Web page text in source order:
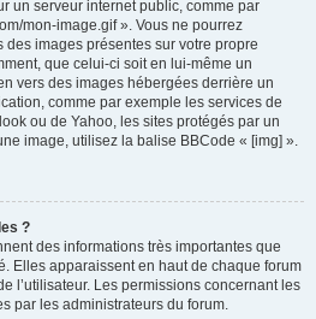
un serveur internet public, comme par
mon-image.gif ». Vous ne pourrez
images présentes sur votre propre
que celui-ci soit en lui-même un
vers des images hébergées derrière un
comme par exemple les services de
ou de Yahoo, les sites protégés par un
image, utilisez la balise BBCode « [img] ».
?
des informations très importantes que
Elles apparaissent en haut de chaque forum
l’utilisateur. Les permissions concernant les
par les administrateurs du forum.